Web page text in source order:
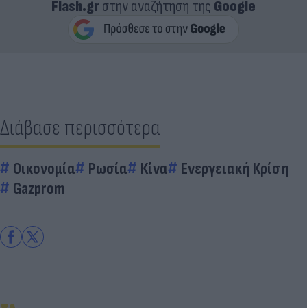
Flash.grστην αναζήτηση της Google
Διάβασε περισσότερα
Οικονομία Ρωσία Κίνα
Ενεργειακή Κρίση
Gazprom